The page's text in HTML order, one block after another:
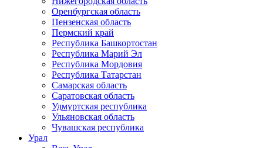
Оренбургская область
Пензенская область
Пермский край
Республика Башкортостан
Республика Марий Эл
Республика Мордовия
Республика Татарстан
Самарская область
Саратовская область
Удмуртская республика
Ульяновская область
Чувашская республика
Урал